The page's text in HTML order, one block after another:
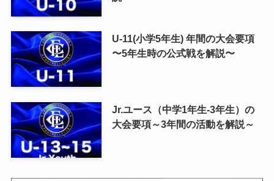
U-11(小学5年生) 年間の大会要項
〜5年生時の公式戦を解説〜
Jr.ユース（中学1年生-3年生）の
大会要項～3年間の活動を解説～